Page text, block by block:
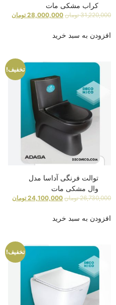
کراب مشکی مات
31,220,000 تومان 28,000,000 تومان
افزودن به سبد خرید
تخفیف!
توالت فرنگی آداسا مدل
وال مشکی مات
26,730,000 تومان 24,100,000 تومان
افزودن به سبد خرید
تخفیف!